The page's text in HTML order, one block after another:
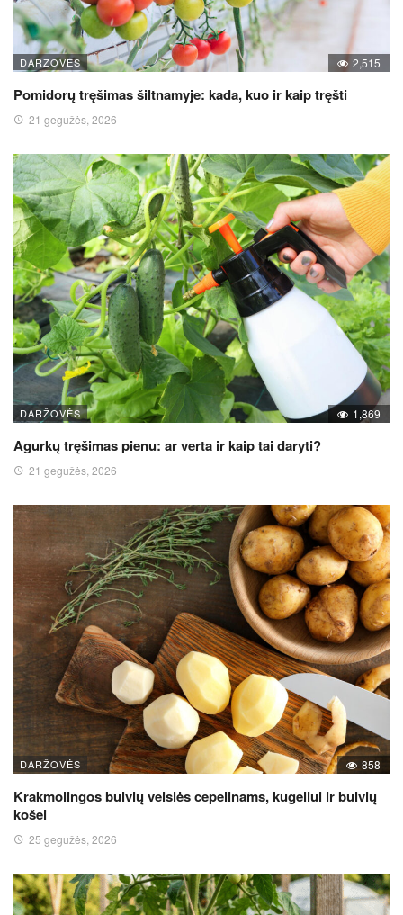
DARŽOVĖS 2,515
Pomidorų tręšimas šiltnamyje: kada, kuo ir kaip tręšti
21 gegužės, 2026
DARŽOVĖS 1,869
Agurkų tręšimas pienu: ar verta ir kaip tai daryti?
21 gegužės, 2026
DARŽOVĖS 858
Krakmolingos bulvių veislės cepelinams, kugeliui ir bulvių
košei
25 gegužės, 2026